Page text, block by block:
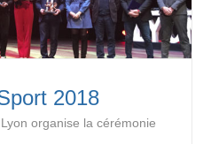
2018
organise la cérémonie